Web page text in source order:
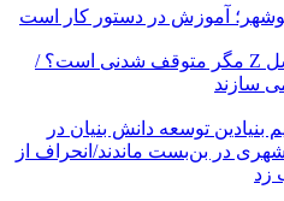
آموزش در دستور کار است
سیلیکن ولیِ تهران؛ این ایران نسل Z مگر متوقف شدنی است؟ /
سازند
توسعه دانش بنیان در
در بن‌بست ماندند/انحراف از